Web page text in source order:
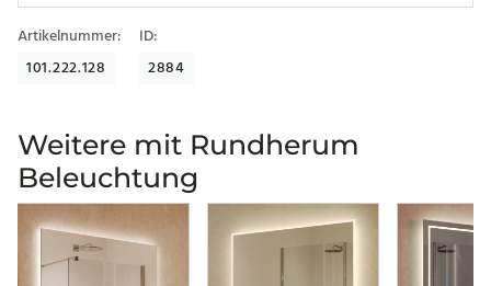
Artikelnummer:
101.222.128
ID:
2884
Weitere mit Rundherum
Beleuchtung